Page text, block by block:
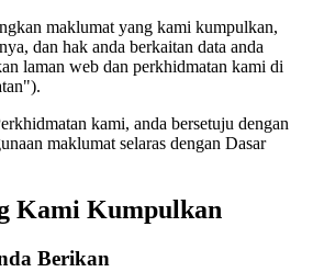
maklumat yang kami kumpulkan,
dan hak anda berkaitan data anda
laman web dan perkhidmatan kami di
kami, anda bersetuju dengan
maklumat selaras dengan Dasar
Kami Kumpulkan
Berikan